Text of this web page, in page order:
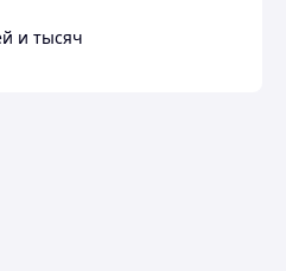
и тысяч